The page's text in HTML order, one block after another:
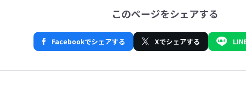
このページをシェアする
Facebookでシェアする Xでシェアする